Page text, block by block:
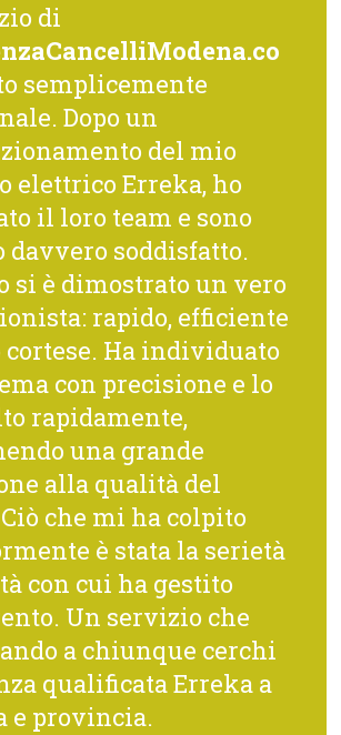
di
semplicemente
Dopo un
del mio
elettrico Erreka, ho
il loro team e sono
davvero soddisfatto.
si è dimostrato un vero
rapido, efficiente
cortese. Ha individuato
con precisione e lo
rapidamente,
una grande
alla qualità del
che mi ha colpito
è stata la serietà
con cui ha gestito
Un servizio che
a chiunque cerchi
qualificata Erreka a
e provincia.